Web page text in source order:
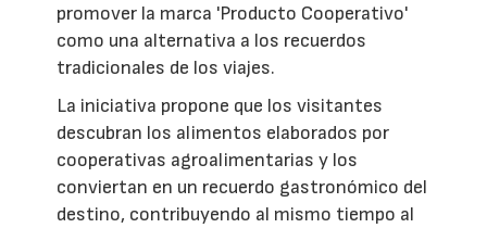
promover la marca 'Producto Cooperativo'
como una alternativa a los recuerdos
tradicionales de los viajes.
La iniciativa propone que los visitantes
descubran los alimentos elaborados por
cooperativas agroalimentarias y los
conviertan en un recuerdo gastronómico del
destino, contribuyendo al mismo tiempo al